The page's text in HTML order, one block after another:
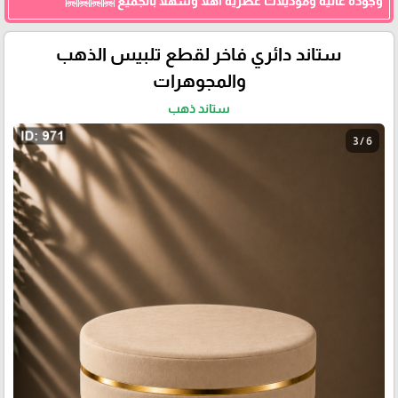
ستاند دائري فاخر لقطع تلبيس الذهب
والمجوهرات
ستاند ذهب
3 / 6